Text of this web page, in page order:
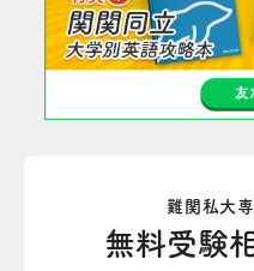
難関私大
無料受験